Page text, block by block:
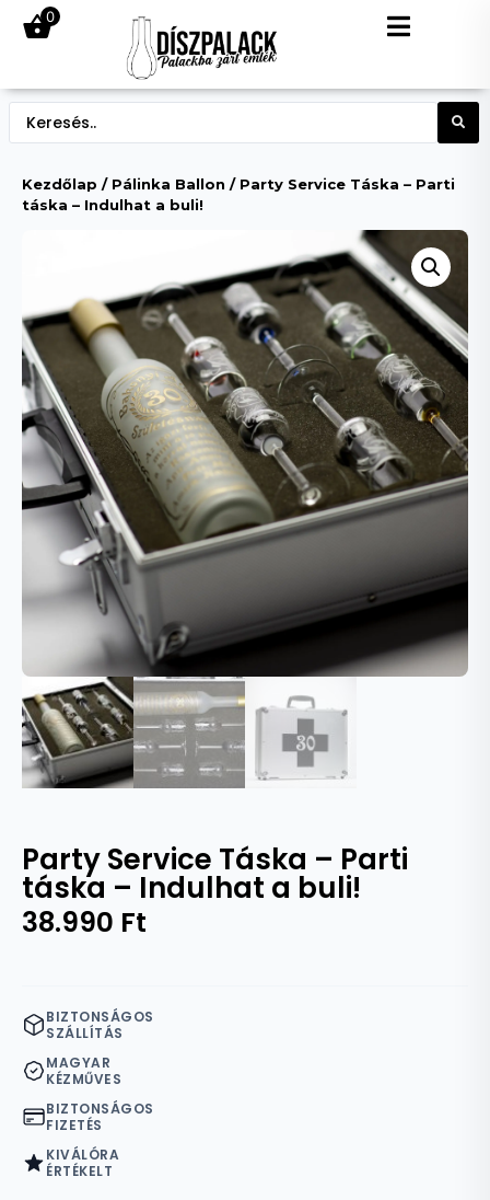
0
Kezdőlap / Pálinka Ballon / Party Service Táska – Parti
táska – Indulhat a buli!
Party Service Táska – Parti
táska – Indulhat a buli!
38.990 Ft
BIZTONSÁGOS
SZÁLLÍTÁS
MAGYAR
KÉZMŰVES
BIZTONSÁGOS
FIZETÉS
KIVÁLÓRA
ÉRTÉKELT